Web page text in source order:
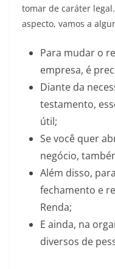
tomar de caráter
aspecto, vamos a
Para mudar o
empresa, é
Diante da
testamento,
útil;
Se você quer
negócio,
Além disso,
fechamento e
Renda;
E ainda, na
diversos de